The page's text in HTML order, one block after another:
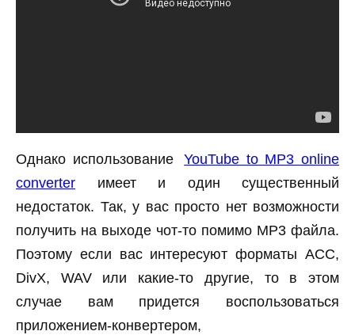
Однако использование
YouTube to MP3 online
converter имеет и один существенный
недостаток. Так, у вас просто нет возможности
получить на выходе чот-то помимо MP3 файла.
Поэтому если вас интересуют форматы ACC,
DivX, WAV или какие-то другие, то в этом
случае вам придется воспользоваться
приложением-конвертером,